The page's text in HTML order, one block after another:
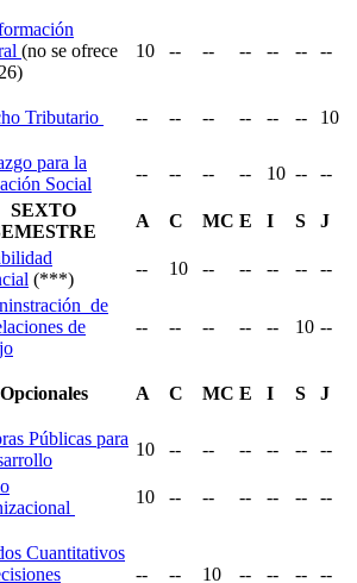
(no se ofrece
10 -- -- -- -- -- --
Tributario -- -- -- -- -- -- 10
para la
Social
-- -- -- -- 10 --
--
SEXTO
A C MC E I S J
(***)
-- 10 -- -- -- -- --
de
de
-- -- -- -- -- 10 --
Opcionales A C MC E I S J
Públicas para
10 -- -- -- -- -- --
10 -- -- -- -- -- --
Cuantitativos
-- -- 10 -- -- -- --